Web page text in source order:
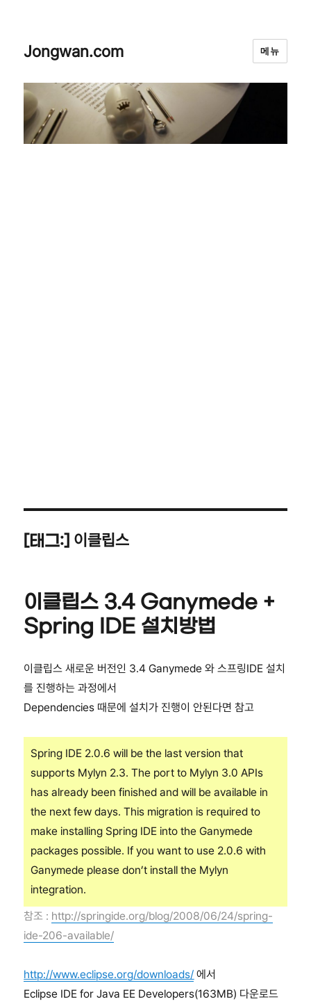
Jongwan.com 메뉴
[태그:] 이클립스
이클립스 3.4 Ganymede +
Spring IDE 설치방법
이클립스 새로운 버전인 3.4 Ganymede 와 스프링IDE 설치
를 진행하는 과정에서
Dependencies 때문에 설치가 진행이 안된다면 참고
Spring IDE 2.0.6 will be the last version that
supports Mylyn 2.3. The port to Mylyn 3.0 APIs
has already been finished and will be available in
the next few days. This migration is required to
make installing Spring IDE into the Ganymede
packages possible. If you want to use 2.0.6 with
Ganymede please don’t install the Mylyn
integration.
참조 : http://springide.org/blog/2008/06/24/spring-
ide-206-available/
http://www.eclipse.org/downloads/ 에서
Eclipse IDE for Java EE Developers(163MB) 다운로드